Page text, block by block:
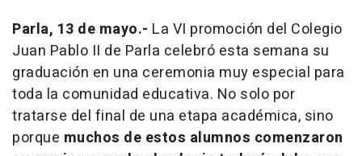
Parla, 13 de mayo.- La VI promoción del Colegio
Juan Pablo II de Parla celebró esta semana su
graduación en una ceremonia muy especial para
toda la comunidad educativa. No solo por
tratarse del final de una etapa académica, sino
porque muchos de estos alumnos comenzaron